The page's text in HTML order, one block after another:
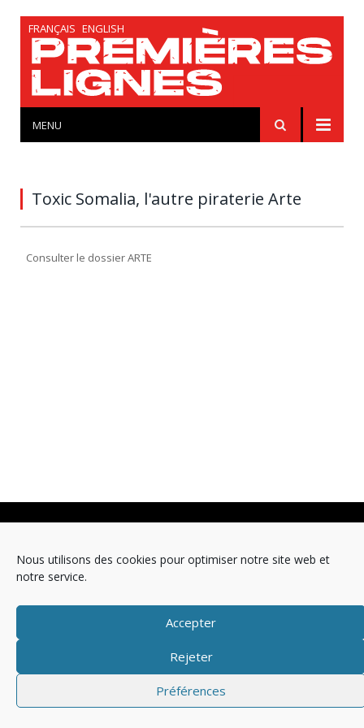
Nous utilisons des cookies pour optimiser notre site web et
notre service.
Accepter
Rejeter
Préférences
FRANÇAIS ENGLISH
MENU
Toxic Somalia, l'autre piraterie Arte
Consulter le dossier ARTE
Mentions légales Politique de cookies (EU)